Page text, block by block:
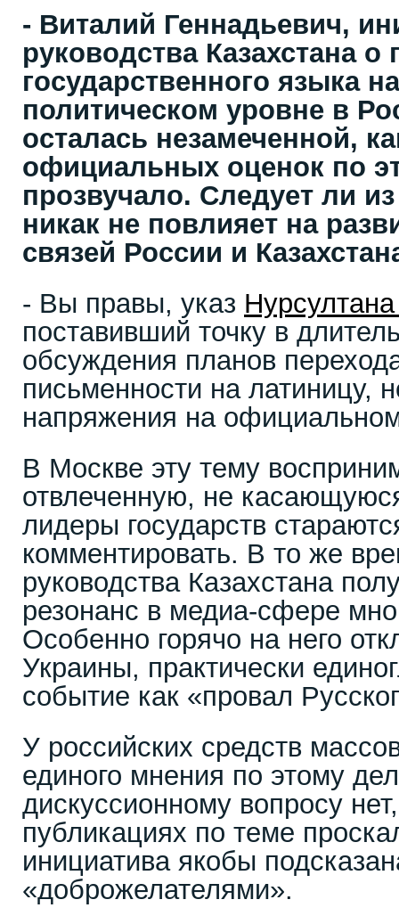
- Виталий Геннадьевич,
руководства Казахстана о
государственного языка
политическом уровне в
осталась незамеченной,
официальных оценок по
прозвучало. Следует ли
никак не повлияет на
связей России и
- Вы правы, указ
поставивший точку в
обсуждения планов
письменности на латиницу,
напряжения на
В Москве эту тему
отвлеченную, не
лидеры государств
комментировать. В то же
руководства Казахстана
резонанс в медиа-сфере
Особенно горячо на него
Украины, практически
событие как «провал
У российских средств
единого мнения по этому
дискуссионному вопросу
публикациях по теме
инициатива якобы
«доброжелателями».